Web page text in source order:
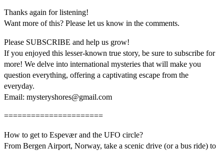
Thanks again for listening!
Want more of this? Please let us know in the comments.
Please SUBSCRIBE and help us grow!
If you enjoyed this lesser-known true story, be sure to subscribe for
more! We delve into international mysteries that will make you
question everything, offering a captivating escape from the
everyday.
Email: mysteryshores@gmail.com
======================
How to get to Espevær and the UFO circle?
From Bergen Airport, Norway, take a scenic drive (or a bus ride) to